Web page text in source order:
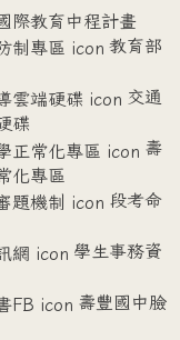
際教育中程計畫
教育部
交通
碟
壽
化專區
段考命
學生事務資
壽豐國中臉